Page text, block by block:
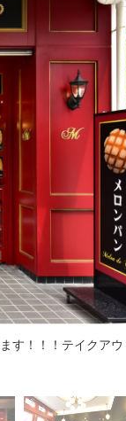
ます！！！テイクア